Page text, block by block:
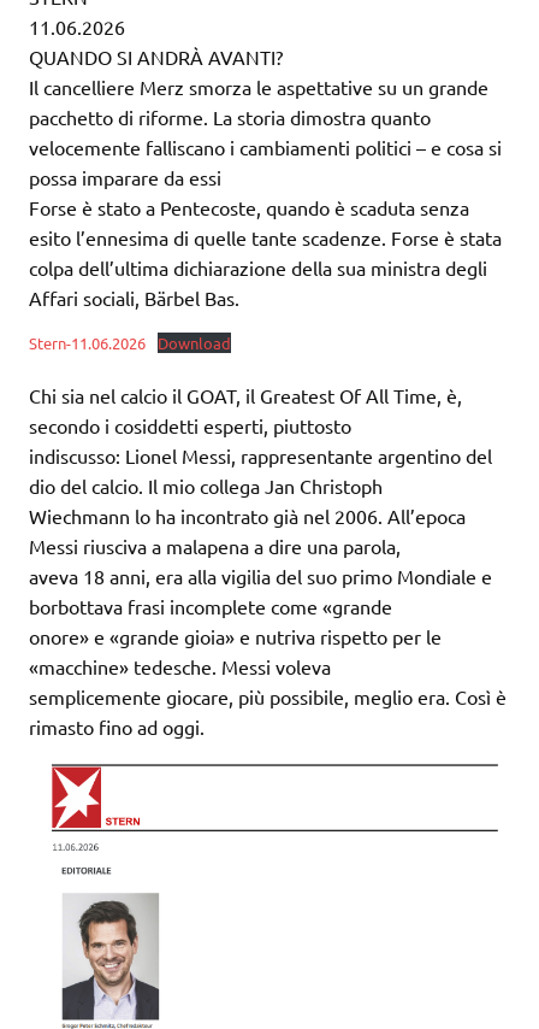
11.06.2026
QUANDO SI ANDRÀ AVANTI?
Il cancelliere Merz smorza le aspettative su un grande
pacchetto di riforme. La storia dimostra quanto
velocemente falliscano i cambiamenti politici – e cosa si
possa imparare da essi
Forse è stato a Pentecoste, quando è scaduta senza
esito l’ennesima di quelle tante scadenze. Forse è stata
colpa dell’ultima dichiarazione della sua ministra degli
Affari sociali, Bärbel Bas.
Stern-11.06.2026 Download
Chi sia nel calcio il GOAT, il Greatest Of All Time, è,
secondo i cosiddetti esperti, piuttosto
indiscusso: Lionel Messi, rappresentante argentino del
dio del calcio. Il mio collega Jan Christoph
Wiechmann lo ha incontrato già nel 2006. All’epoca
Messi riusciva a malapena a dire una parola,
aveva 18 anni, era alla vigilia del suo primo Mondiale e
borbottava frasi incomplete come «grande
onore» e «grande gioia» e nutriva rispetto per le
«macchine» tedesche. Messi voleva
semplicemente giocare, più possibile, meglio era. Così è
rimasto fino ad oggi.